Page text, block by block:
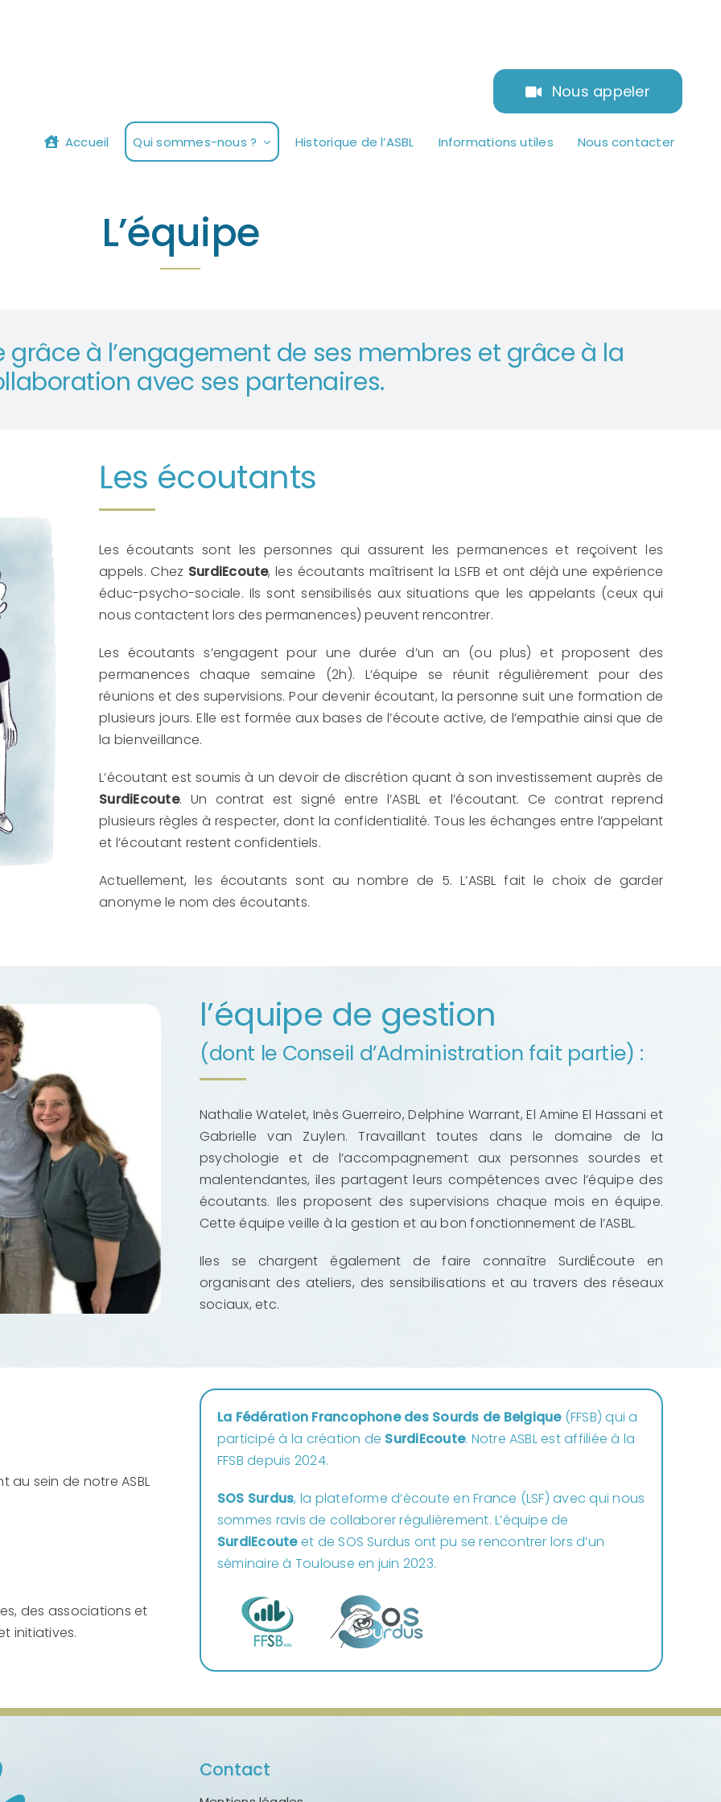
Nous appeler
Accueil Qui sommes-nous ? Historique de l’ASBL Informations utiles Nous contacter
L’équipe
grâce à l’engagement de ses membres et grâce à la
avec ses partenaires.
Les écoutants
Les écoutants sont les personnes qui assurent les permanences et reçoivent les
appels. Chez SurdiEcoute, les écoutants maîtrisent la LSFB et ont déjà une expérience
éduc-psycho-sociale. Ils sont sensibilisés aux situations que les appelants (ceux qui
nous contactent lors des permanences) peuvent rencontrer.
Les écoutants s’engagent pour une durée d’un an (ou plus) et proposent des
permanences chaque semaine (2h). L’équipe se réunit régulièrement pour des
réunions et des supervisions. Pour devenir écoutant, la personne suit une formation de
plusieurs jours. Elle est formée aux bases de l’écoute active, de l’empathie ainsi que de
la bienveillance.
L’écoutant est soumis à un devoir de discrétion quant à son investissement auprès de
SurdiEcoute. Un contrat est signé entre l’ASBL et l’écoutant. Ce contrat reprend
plusieurs règles à respecter, dont la confidentialité. Tous les échanges entre l’appelant
et l’écoutant restent confidentiels.
Actuellement, les écoutants sont au nombre de 5. L’ASBL fait le choix de garder
anonyme le nom des écoutants.
l’équipe de gestion
(dont le Conseil d’Administration fait partie) :
Nathalie Watelet, Inès Guerreiro, Delphine Warrant, El Amine El Hassani et
Gabrielle van Zuylen. Travaillant toutes dans le domaine de la
psychologie et de l’accompagnement aux personnes sourdes et
malentendantes, iles partagent leurs compétences avec l’équipe des
écoutants. Iles proposent des supervisions chaque mois en équipe.
Cette équipe veille à la gestion et au bon fonctionnement de l’ASBL.
Iles se chargent également de faire connaître SurdiÉcoute en
organisant des ateliers, des sensibilisations et au travers des réseaux
sociaux, etc.
au sein de notre ASBL
des associations et
initiatives.
La Fédération Francophone des Sourds de Belgique(FFSB) qui a
participé à la création de SurdiEcoute. Notre ASBL est affiliée à la
FFSB depuis 2024.
SOS Surdus, la plateforme d’écoute en France (LSF) avec qui nous
sommes ravis de collaborer régulièrement. L’équipe de
SurdiEcouteet de SOS Surdus ont pu se rencontrer lors d’un
séminaire à Toulouse en juin 2023.
Contact